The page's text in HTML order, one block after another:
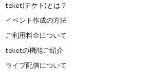
teket(テケト)とは？
イベント作成の方法
ご利用料金について
teketの機能ご紹介
ライブ配信について